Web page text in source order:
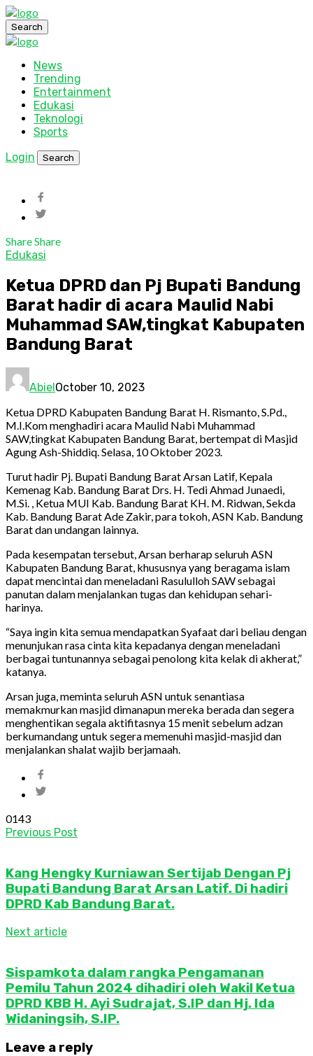
Search
News
Trending
Entertainment
Edukasi
Teknologi
Sports
Login
Search
ShareShare
Edukasi
Ketua DPRD dan Pj Bupati Bandung
Barat hadir di acara Maulid Nabi
Muhammad SAW,tingkat Kabupaten
Bandung Barat
Abiel October 10, 2023
Ketua DPRD Kabupaten Bandung Barat H. Rismanto, S.Pd.,
M.I.Kom menghadiri acara Maulid Nabi Muhammad
SAW,tingkat Kabupaten Bandung Barat, bertempat di Masjid
Agung Ash-Shiddiq. Selasa, 10 Oktober 2023.
Turut hadir Pj. Bupati Bandung Barat Arsan Latif, Kepala
Kemenag Kab. Bandung Barat Drs. H. Tedi Ahmad Junaedi,
M.Si. , Ketua MUI Kab. Bandung Barat KH. M. Ridwan, Sekda
Kab. Bandung Barat Ade Zakir, para tokoh, ASN Kab. Bandung
Barat dan undangan lainnya.
Pada kesempatan tersebut, Arsan berharap seluruh ASN
Kabupaten Bandung Barat, khususnya yang beragama islam
dapat mencintai dan meneladani Rasululloh SAW sebagai
panutan dalam menjalankan tugas dan kehidupan sehari-
harinya.
“Saya ingin kita semua mendapatkan Syafaat dari beliau dengan
menunjukan rasa cinta kita kepadanya dengan meneladani
berbagai tuntunannya sebagai penolong kita kelak di akherat,”
katanya.
Arsan juga, meminta seluruh ASN untuk senantiasa
memakmurkan masjid dimanapun mereka berada dan segera
menghentikan segala aktifitasnya 15 menit sebelum adzan
berkumandang untuk segera memenuhi masjid-masjid dan
menjalankan shalat wajib berjamaah.
0143
Previous Post
Kang Hengky Kurniawan Sertijab Dengan Pj
Bupati Bandung Barat Arsan Latif. Di hadiri
DPRD Kab Bandung Barat.
Next article
Sispamkota dalam rangka Pengamanan
Pemilu Tahun 2024 dihadiri oleh Wakil Ketua
DPRD KBB H. Ayi Sudrajat, S.IP dan Hj. Ida
Widaningsih, S.IP.
Leave a reply